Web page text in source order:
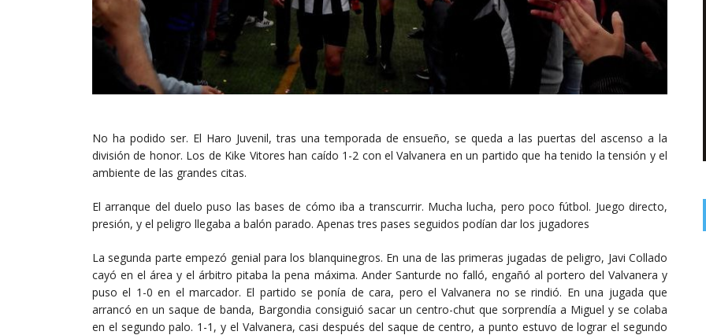
No ha podido ser. El Haro Juvenil, tras una temporada de ensueño, se queda a las puertas del ascenso a la
división de honor. Los de Kike Vitores han caído 1-2 con el Valvanera en un partido que ha tenido la tensión y el
ambiente de las grandes citas.
El arranque del duelo puso las bases de cómo iba a transcurrir. Mucha lucha, pero poco fútbol. Juego directo,
presión, y el peligro llegaba a balón parado. Apenas tres pases seguidos podían dar los jugadores
La segunda parte empezó genial para los blanquinegros. En una de las primeras jugadas de peligro, Javi Collado
cayó en el área y el árbitro pitaba la pena máxima. Ander Santurde no falló, engañó al portero del Valvanera y
puso el 1-0 en el marcador. El partido se ponía de cara, pero el Valvanera no se rindió. En una jugada que
arrancó en un saque de banda, Bargondia consiguió sacar un centro-chut que sorprendía a Miguel y se colaba
en el segundo palo. 1-1, y el Valvanera, casi después del saque de centro, a punto estuvo de lograr el segundo